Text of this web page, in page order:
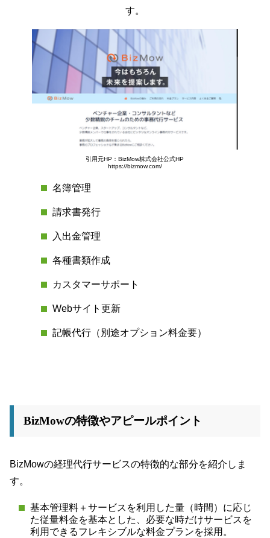
す。
引用元HP：BizMow株式会社公式HP
https://bizmow.com/
名簿管理
請求書発行
入出金管理
各種書類作成
カスタマーサポート
Webサイト更新
記帳代行（別途オプション料金要）
BizMowの特徴やアピールポイント
BizMowの経理代行サービスの特徴的な部分を紹介しま
す。
基本管理料＋サービスを利用した量（時間）に応じ
た従量料金を基本とした、必要な時だけサービスを
利用できるフレキシブルな料金プランを採用。